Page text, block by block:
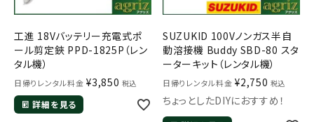
工進 18Vバッテリー充電式ポ
ール剪定鋏 PPD-1825P（レン
タル機）
日帰りレンタル料金 ¥3,850 税込
詳細を見る
SUZUKID 100Vノンガス半自
動溶接機 Buddy SBD-80 スタ
ーターキット（レンタル機）
日帰りレンタル料金 ¥2,750 税込
ちょっとしたDIYにおすすめ！